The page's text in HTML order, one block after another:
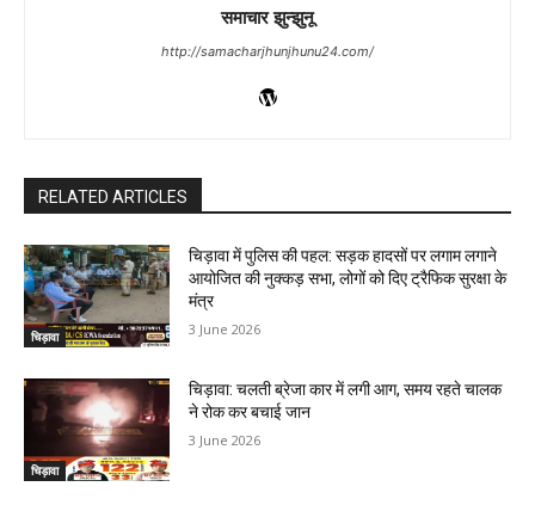
समाचार झुन्झुनू
http://samacharjhunjhunu24.com/
RELATED ARTICLES
चिड़ावा
चिड़ावा में पुलिस की पहल: सड़क हादसों पर लगाम लगाने
आयोजित की नुक्कड़ सभा, लोगों को दिए ट्रैफिक सुरक्षा के
मंत्र
3 June 2026
चिड़ावा
चिड़ावा: चलती ब्रेजा कार में लगी आग, समय रहते चालक
ने रोक कर बचाई जान
3 June 2026